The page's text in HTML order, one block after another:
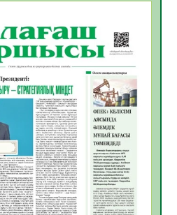
ҰРПАҚ –
АТТЫ КЕҢЕЙТІЛГЕН
32
Азиядағы көшуге ең
33
сақтау – әр
33